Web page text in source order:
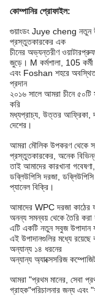
কোম্পানির প্রোফাইল:
গুয়াংডং Juye cheng নতুন
প্রস্তুতকারকের এক
চীনের অভ্যন্তরীণ
জুড়ে। M কর্মশালা, 105 কর্মী
এবং Foshan শহরে
প্রদান
২০১৬ সালে আমরা চীনে ৫০টি
করি
মধ্যপ্রাচ্য, উত্তর আফ্রিকা,
দেশের।
আমরা মৌলিক উপকরণ থেকে
প্রস্তুতকারকের, অনেক
তাই আমাদের কারখানা
ডব্লিউপিসি দরজা,
প্যানেল বিক্রি।
আমাদের WPC দরজা কাঠের
অনন্য সমন্বয় থেকে তৈরি করা
এটি একটি নতুন সবুজ উপাদান
এই উপাদানগুলির মধ্যে রয়েছে
অন্যান্য ১৪ ধরনের
অন্যান্য অ্যাক্সেসরিজ
আমরা "প্রথম মানের, সেবা
গ্রাহক"পরিচালনার জন্য এবং